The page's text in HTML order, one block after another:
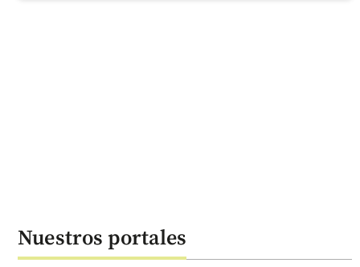
Nuestros portales